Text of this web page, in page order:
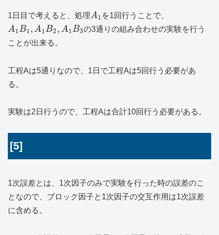
1日目で考えると、処理A1 を1回行うことで、
A1B1, A1B2 , A1B3の3通りの組み合わせの実験を行う
ことが出来る。
工程Aは5通りなので、1日で工程Aは5回行う必要があ
る。
実験は2日行うので、工程Aは合計10回行う必要がある。
[5]
1次誤差とは、1次因子のみで実験を行った時の誤差のこ
となので、ブロック因子と1次因子の交互作用は1次誤差
に含める。